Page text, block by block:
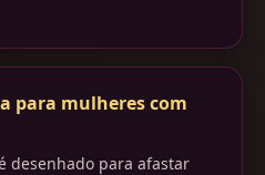
para mulheres com
desenhado para afastar